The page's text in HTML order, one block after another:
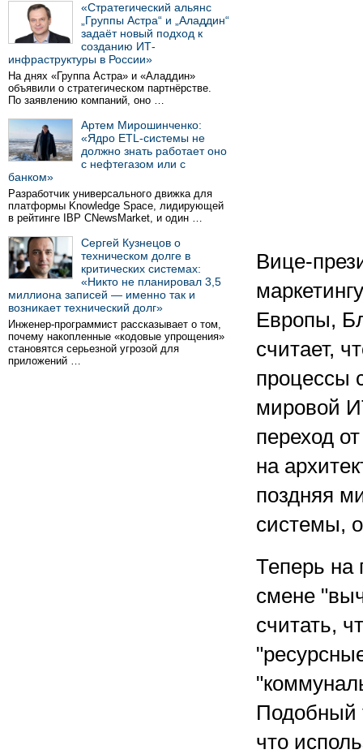
«Стратегический альянс
„Группы Астра“ и „Аладдин“
задаёт новый подход к
созданию ИТ-
инфраструктуры в России»
На днях «Группа Астра» и «Аладдин»
объявили о стратегическом партнёрстве.
По заявлению компаний, оно …
Артем Мирошинченко:
«Ядро ETL-системы не
должно знать работает оно
с нефтегазом или с
банком»
Разработчик универсального движка для
платформы Knowledge Space, лидирующей
в рейтинге IBP CNewsMarket, и один …
Сергей Кузнецов о
техническом долге в
критических системах:
«Никто не планировал 3,5
миллиона записей — именно так и
возникает технический долг»
Инженер-программист рассказывает о том,
почему накопленные «кодовые упрощения»
становятся серьезной угрозой для
приложений …
Вице-
Европы,
считает,
процессы
мировой
переход
на
поздняя
системы,
Теперь на
смене
считать,
Подобный
что